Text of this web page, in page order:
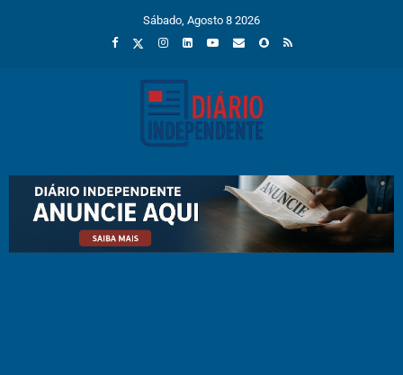
Sábado, Agosto 8 2026